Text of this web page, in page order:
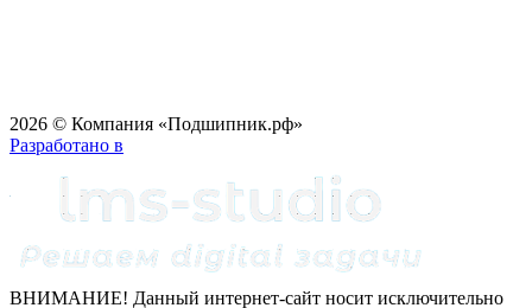
2026 © Компания «Подшипник.рф»
Разработано в
ВНИМАНИЕ! Данный интернет-сайт носит исключительно